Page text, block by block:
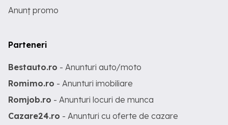
Anunț promo
Parteneri
Bestauto.ro - Anunturi auto/moto
Romimo.ro - Anunturi imobiliare
Romjob.ro - Anunturi locuri de munca
Cazare24.ro - Anunturi cu oferte de cazare